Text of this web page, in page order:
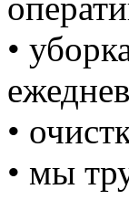
•
•
• мы